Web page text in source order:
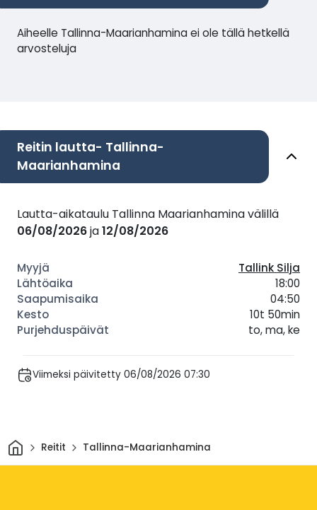
Aiheelle Tallinna-Maarianhamina ei ole tällä hetkellä
arvosteluja
Reitin lautta- Tallinna-
Maarianhamina
Lautta-aikataulu Tallinna Maarianhamina välillä
06/08/2026ja12/08/2026
Tallink Silja
18:00
04:50
10t 50min
to, ma, ke
Viimeksi päivitetty 06/08/2026 07:30
KotiinReitit Tallinna-Maarianhamina